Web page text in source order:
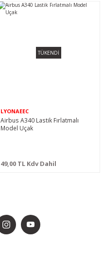
TÜKENDİ
LYONAEEC
Airbus A340 Lastik Fırlatmalı
Model Uçak
49,00 TL Kdv Dahil